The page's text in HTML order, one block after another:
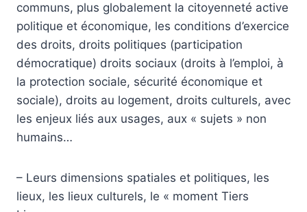
communs, plus globalement la citoyenneté active
politique et économique, les conditions d’exercice
des droits, droits politiques (participation
démocratique) droits sociaux (droits à l’emploi, à
la protection sociale, sécurité économique et
sociale), droits au logement, droits culturels, avec
les enjeux liés aux usages, aux « sujets » non
humains…
– Leurs dimensions spatiales et politiques, les
lieux, les lieux culturels, le « moment Tiers